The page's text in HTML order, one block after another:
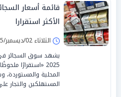
قائمة أسعار
الأكثر استقرارا
الثلاثاء 02/ديسمبر/2025 - 12:00 م
2025 «استقرارًا
المحلية
المستهلكين والتجار